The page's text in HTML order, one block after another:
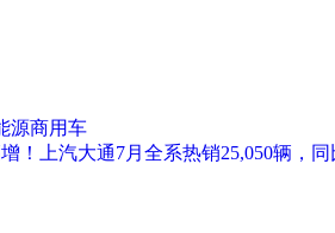
源商用车
！上汽大通7月全系热销25,050辆，同